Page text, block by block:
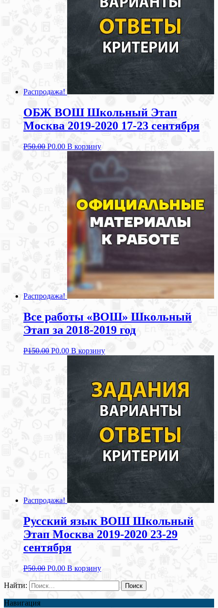
Распродажа!
ОБЖ ВОШ Школьный Этап
Москва 2019-2020 17-23 сентября
Р50.00 Р0.00 В корзину
Распродажа!
Все работы «ВОШ» Школьный
Этап за 2018-2019 год
Р150.00 Р0.00 В корзину
Распродажа!
Русский язык ВОШ Школьный
Этап Москва 2019-2020 23-29
сентября
Р50.00 Р0.00 В корзину
Найти:
Навигация